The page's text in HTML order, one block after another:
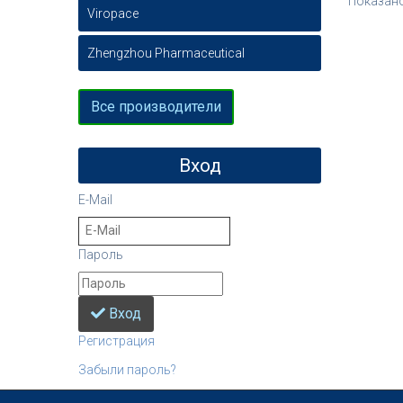
Viropace
Zhengzhou Pharmaceutical
Все производители
Вход
E-Mail
Пароль
Вход
Регистрация
Забыли пароль?